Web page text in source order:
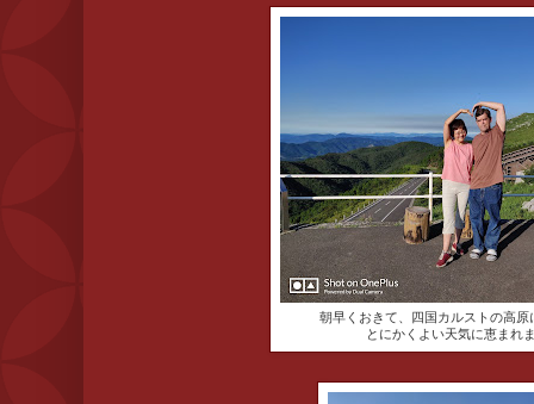
朝早くおきて、四国カルストの高原
とにかくよい天気に恵まれ